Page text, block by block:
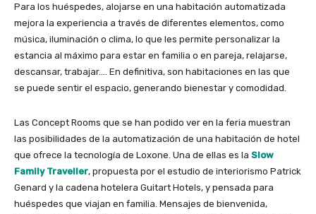
Para los huéspedes, alojarse en una habitación automatizada
mejora la experiencia a través de diferentes elementos, como
música, iluminación o clima, lo que les permite personalizar la
estancia al máximo para estar en familia o en pareja, relajarse,
descansar, trabajar…. En definitiva, son habitaciones en las que
se puede sentir el espacio, generando bienestar y comodidad.
Las Concept Rooms que se han podido ver en la feria muestran
las posibilidades de la automatización de una habitación de hotel
que ofrece la tecnología de Loxone. Una de ellas es la Slow
Family Traveller, propuesta por el estudio de interiorismo Patrick
Genard y la cadena hotelera Guitart Hotels, y pensada para
huéspedes que viajan en familia. Mensajes de bienvenida,